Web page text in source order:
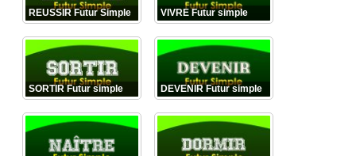
REUSSIR Futur Simple VIVRE Futur simple
SORTIR Futur simple DEVENIR Futur simple